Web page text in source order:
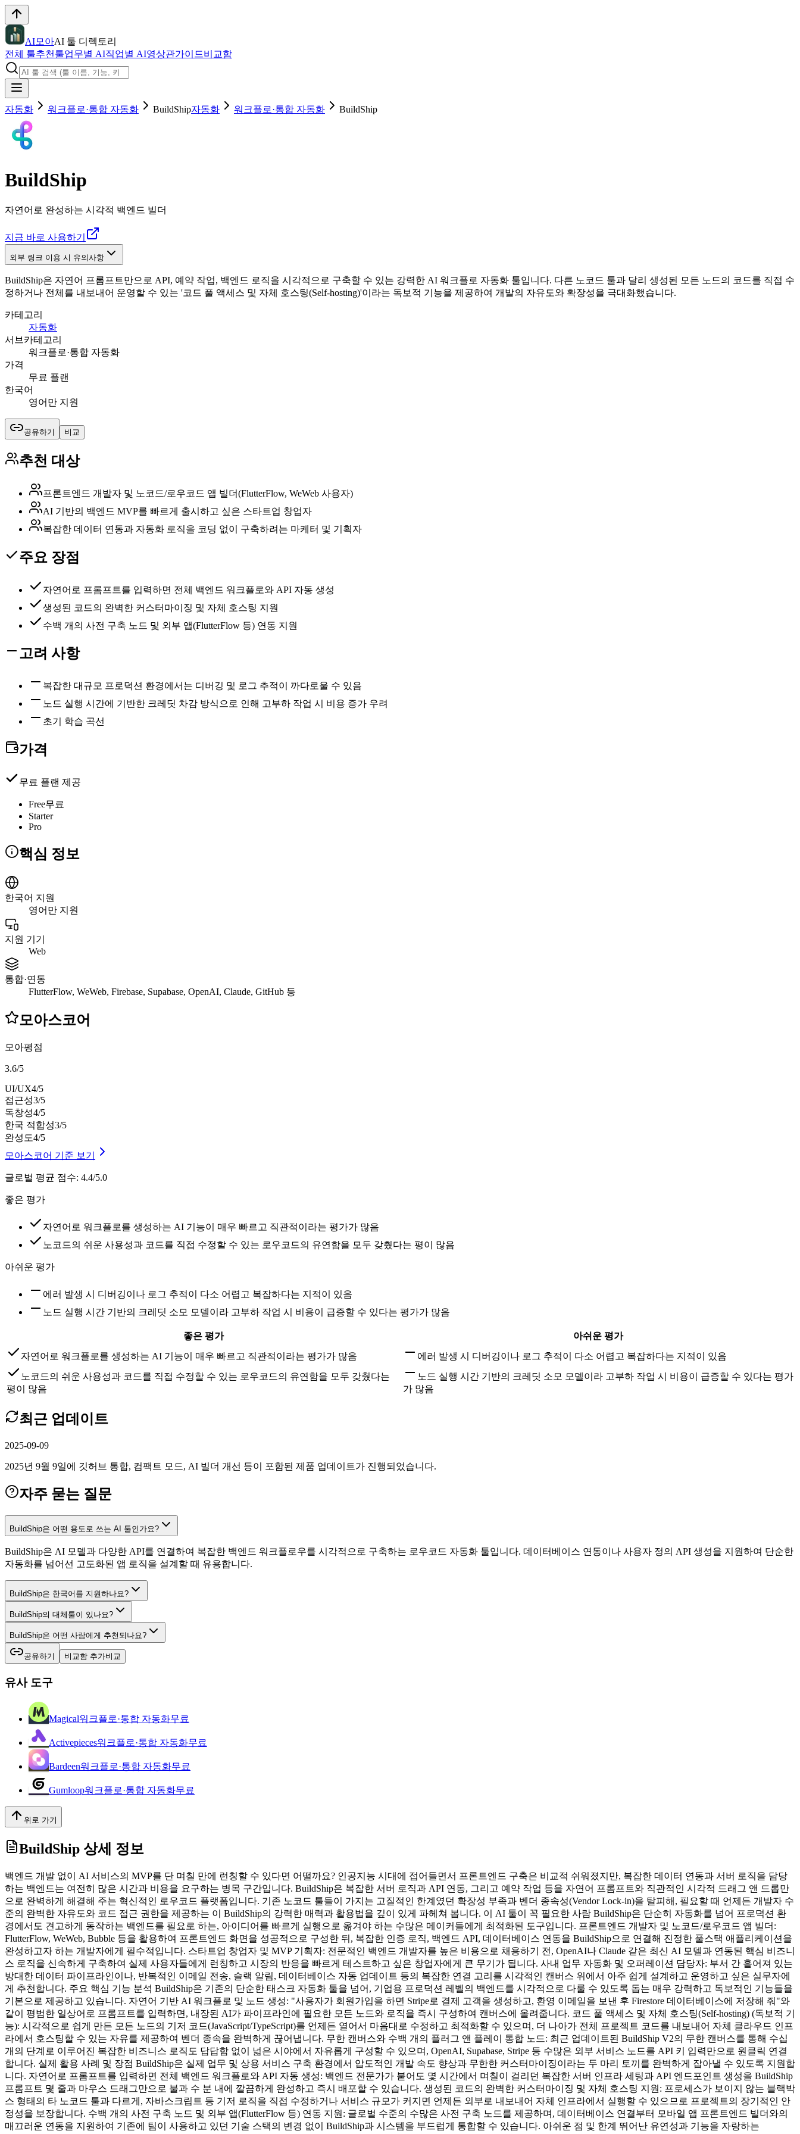
AI모아AI 툴 디렉토리
전체 툴추천툴업무별 AI직업별 AI영상관가이드비교함
자동화 워크플로·통합 자동화 BuildShip자동화 워크플로·통합 자동화 BuildShip
BuildShip
자연어로 완성하는 시각적 백엔드 빌더
지금 바로 사용하기
외부 링크 이용 시 유의사항
BuildShip은 자연어 프롬프트만으로 API, 예약 작업, 백엔드 로직을 시각적으로 구축할 수 있는 강력한 AI 워크플로 자동화 툴입니다. 다른 노코드 툴과 달리 생성된 모든 노드의 코드를 직접 수
정하거나 전체를 내보내어 운영할 수 있는 '코드 풀 액세스 및 자체 호스팅(Self-hosting)'이라는 독보적 기능을 제공하여 개발의 자유도와 확장성을 극대화했습니다.
카테고리
자동화
서브카테고리
워크플로·통합 자동화
가격
무료 플랜
한국어
영어만 지원
공유하기 비교
추천 대상
프론트엔드 개발자 및 노코드/로우코드 앱 빌더(FlutterFlow, WeWeb 사용자)
AI 기반의 백엔드 MVP를 빠르게 출시하고 싶은 스타트업 창업자
복잡한 데이터 연동과 자동화 로직을 코딩 없이 구축하려는 마케터 및 기획자
주요 장점
자연어로 프롬프트를 입력하면 전체 백엔드 워크플로와 API 자동 생성
생성된 코드의 완벽한 커스터마이징 및 자체 호스팅 지원
수백 개의 사전 구축 노드 및 외부 앱(FlutterFlow 등) 연동 지원
고려 사항
복잡한 대규모 프로덕션 환경에서는 디버깅 및 로그 추적이 까다로울 수 있음
노드 실행 시간에 기반한 크레딧 차감 방식으로 인해 고부하 작업 시 비용 증가 우려
초기 학습 곡선
가격
무료 플랜 제공
Free무료
Starter
Pro
핵심 정보
한국어 지원
영어만 지원
지원 기기
Web
통합·연동
FlutterFlow, WeWeb, Firebase, Supabase, OpenAI, Claude, GitHub 등
모아스코어
모아평점
3.6/5
UI/UX4/5
접근성3/5
독창성4/5
한국 적합성3/5
완성도4/5
모아스코어 기준 보기
글로벌 평균 점수: 4.4/5.0
좋은 평가
자연어로 워크플로를 생성하는 AI 기능이 매우 빠르고 직관적이라는 평가가 많음
노코드의 쉬운 사용성과 코드를 직접 수정할 수 있는 로우코드의 유연함을 모두 갖췄다는 평이 많음
아쉬운 평가
에러 발생 시 디버깅이나 로그 추적이 다소 어렵고 복잡하다는 지적이 있음
노드 실행 시간 기반의 크레딧 소모 모델이라 고부하 작업 시 비용이 급증할 수 있다는 평가가 많음
좋은 평가
아쉬운 평가
자연어로 워크플로를 생성하는 AI 기능이 매우 빠르고 직관적이라는 평가가 많음
에러 발생 시 디버깅이나 로그 추적이 다소 어렵고 복잡하다는 지적이 있음
노코드의 쉬운 사용성과 코드를 직접 수정할 수 있는 로우코드의 유연함을 모두 갖췄다는
평이 많음
노드 실행 시간 기반의 크레딧 소모 모델이라 고부하 작업 시 비용이 급증할 수 있다는 평가
가 많음
최근 업데이트
2025-09-09
2025년 9월 9일에 깃허브 통합, 컴팩트 모드, AI 빌더 개선 등이 포함된 제품 업데이트가 진행되었습니다.
자주 묻는 질문
BuildShip은 어떤 용도로 쓰는 AI 툴인가요?
BuildShip은 AI 모델과 다양한 API를 연결하여 복잡한 백엔드 워크플로우를 시각적으로 구축하는 로우코드 자동화 툴입니다. 데이터베이스 연동이나 사용자 정의 API 생성을 지원하여 단순한
자동화를 넘어선 고도화된 앱 로직을 설계할 때 유용합니다.
BuildShip은 한국어를 지원하나요?
BuildShip의 대체툴이 있나요?
BuildShip은 어떤 사람에게 추천되나요?
공유하기 비교함 추가비교
유사 도구
Magical워크플로·통합 자동화무료
Activepieces워크플로·통합 자동화무료
Bardeen워크플로·통합 자동화무료
Gumloop워크플로·통합 자동화무료
위로 가기
BuildShip 상세 정보
백엔드 개발 없이 AI 서비스의 MVP를 단 며칠 만에 런칭할 수 있다면 어떨까요? 인공지능 시대에 접어들면서 프론트엔드 구축은 비교적 쉬워졌지만, 복잡한 데이터 연동과 서버 로직을 담당
하는 백엔드는 여전히 많은 시간과 비용을 요구하는 병목 구간입니다. BuildShip은 복잡한 서버 로직과 API 연동, 그리고 예약 작업 등을 자연어 프롬프트와 직관적인 시각적 드래그 앤 드롭만
으로 완벽하게 해결해 주는 혁신적인 로우코드 플랫폼입니다. 기존 노코드 툴들이 가지는 고질적인 한계였던 확장성 부족과 벤더 종속성(Vendor Lock-in)을 탈피해, 필요할 때 언제든 개발자 수
준의 완벽한 자유도와 코드 접근 권한을 제공하는 이 BuildShip의 강력한 매력과 활용법을 깊이 있게 파헤쳐 봅니다. 이 AI 툴이 꼭 필요한 사람 BuildShip은 단순히 자동화를 넘어 프로덕션 환
경에서도 견고하게 동작하는 백엔드를 필요로 하는, 아이디어를 빠르게 실행으로 옮겨야 하는 수많은 메이커들에게 최적화된 도구입니다. 프론트엔드 개발자 및 노코드/로우코드 앱 빌더:
FlutterFlow, WeWeb, Bubble 등을 활용하여 프론트엔드 화면을 성공적으로 구성한 뒤, 복잡한 인증 로직, 백엔드 API, 데이터베이스 연동을 BuildShip으로 연결해 진정한 풀스택 애플리케이션을
완성하고자 하는 개발자에게 필수적입니다. 스타트업 창업자 및 MVP 기획자: 전문적인 백엔드 개발자를 높은 비용으로 채용하기 전, OpenAI나 Claude 같은 최신 AI 모델과 연동된 핵심 비즈니
스 로직을 신속하게 구축하여 실제 사용자들에게 런칭하고 시장의 반응을 빠르게 테스트하고 싶은 창업자에게 큰 무기가 됩니다. 사내 업무 자동화 및 오퍼레이션 담당자: 부서 간 흩어져 있는
방대한 데이터 파이프라인이나, 반복적인 이메일 전송, 슬랙 알림, 데이터베이스 자동 업데이트 등의 복잡한 연결 고리를 시각적인 캔버스 위에서 아주 쉽게 설계하고 운영하고 싶은 실무자에
게 추천합니다. 주요 핵심 기능 분석 BuildShip은 기존의 단순한 태스크 자동화 툴을 넘어, 기업용 프로덕션 레벨의 백엔드를 시각적으로 다룰 수 있도록 돕는 매우 강력하고 독보적인 기능들을
기본으로 제공하고 있습니다. 자연어 기반 AI 워크플로 및 노드 생성: "사용자가 회원가입을 하면 Stripe로 결제 고객을 생성하고, 환영 이메일을 보낸 후 Firestore 데이터베이스에 저장해 줘"와
같이 평범한 일상어로 프롬프트를 입력하면, 내장된 AI가 파이프라인에 필요한 모든 노드와 로직을 즉시 구성하여 캔버스에 올려줍니다. 코드 풀 액세스 및 자체 호스팅(Self-hosting) (독보적 기
능): 시각적으로 쉽게 만든 모든 노드의 기저 코드(JavaScript/TypeScript)를 언제든 열어서 마음대로 수정하고 최적화할 수 있으며, 더 나아가 전체 프로젝트 코드를 내보내어 자체 클라우드 인프
라에서 호스팅할 수 있는 자유를 제공하여 벤더 종속을 완벽하게 끊어냅니다. 무한 캔버스와 수백 개의 플러그 앤 플레이 통합 노드: 최근 업데이트된 BuildShip V2의 무한 캔버스를 통해 수십
개의 단계로 이루어진 복잡한 비즈니스 로직도 답답함 없이 넓은 시야에서 자유롭게 구성할 수 있으며, OpenAI, Supabase, Stripe 등 수많은 외부 서비스 노드를 API 키 입력만으로 원클릭 연결
합니다. 실제 활용 사례 및 장점 BuildShip은 실제 업무 및 상용 서비스 구축 환경에서 압도적인 개발 속도 향상과 무한한 커스터마이징이라는 두 마리 토끼를 완벽하게 잡아낼 수 있도록 지원합
니다. 자연어로 프롬프트를 입력하면 전체 백엔드 워크플로와 API 자동 생성: 백엔드 전문가가 붙어도 몇 시간에서 며칠이 걸리던 복잡한 서버 인프라 세팅과 API 엔드포인트 생성을 BuildShip
프롬프트 몇 줄과 마우스 드래그만으로 불과 수 분 내에 깔끔하게 완성하고 즉시 배포할 수 있습니다. 생성된 코드의 완벽한 커스터마이징 및 자체 호스팅 지원: 프로세스가 보이지 않는 블랙박
스 형태의 타 노코드 툴과 다르게, 자바스크립트 등 기저 로직을 직접 수정하거나 서비스 규모가 커지면 언제든 외부로 내보내어 자체 인프라에서 실행할 수 있으므로 프로젝트의 장기적인 안
정성을 보장합니다. 수백 개의 사전 구축 노드 및 외부 앱(FlutterFlow 등) 연동 지원: 글로벌 수준의 수많은 사전 구축 노드를 제공하며, 데이터베이스 연결부터 모바일 앱 프론트엔드 빌더와의
매끄러운 연동을 지원하여 기존에 팀이 사용하고 있던 기술 스택의 변경 없이 BuildShip과 시스템을 부드럽게 통합할 수 있습니다. 아쉬운 점 및 한계 뛰어난 유연성과 기능을 자랑하는